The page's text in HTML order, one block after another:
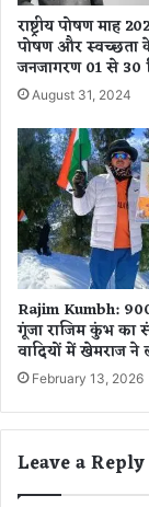
ला
सू
र्य
ग्र
ह
ण
,
जा
नें
क्या
भा
र
त
में
आ
ए
गा
?
की
प
क्षा
दे
ने
प
हुं
चा
यु
व
क
,
मा
स्क
ल
क
ग
या
राष्ट्रीय पोषण माह
पोषण और स्वच्छता
जनजागरण 01 से 30
August 31, 2024
Rajim Kumbh:
गूंजा राजिम कुंभ का
वादियों में खेमराज ने
February 13, 2026
Leave a Reply